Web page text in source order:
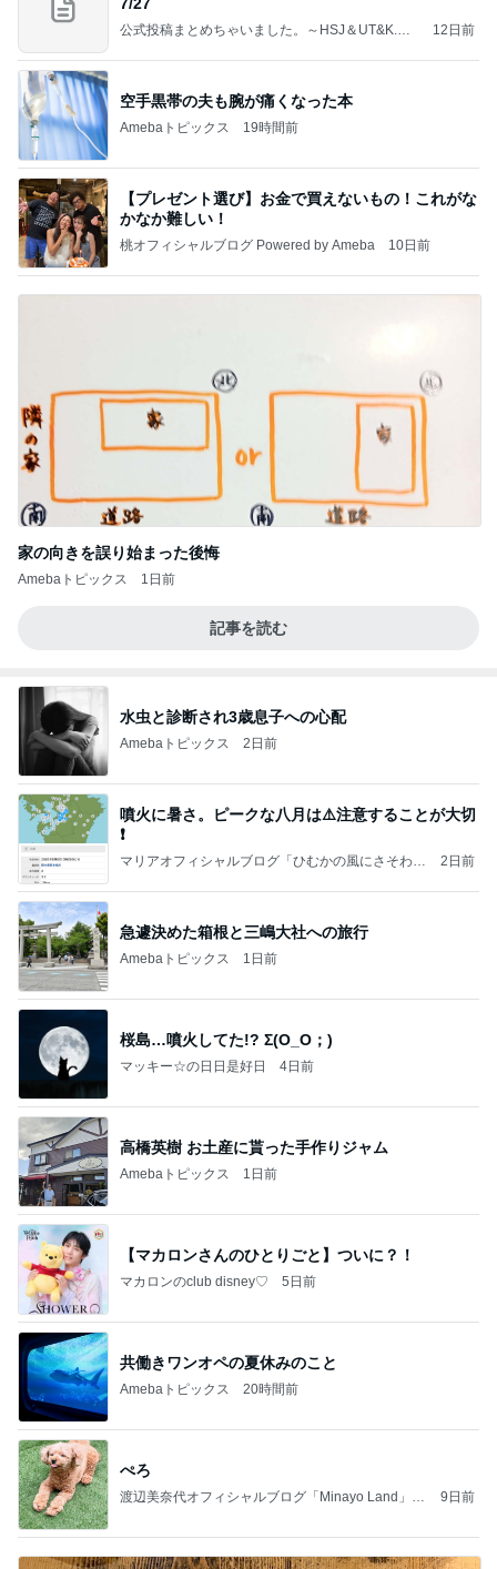
公式投稿まとめちゃいました。～HSJ＆UT&K.O.
12日前
空手黒帯の夫も腕が痛くなった本
Amebaトピックス 19時間前
【プレゼント選び】お金で買えないもの！これがな
かなか難しい！
桃オフィシャルブログ Powered by Ameba 10日前
家の向きを誤り始まった後悔
Amebaトピックス 1日前
記事を読む
水虫と診断され3歳息子への心配
Amebaトピックス 2日前
噴火に暑さ。ピークな八月は⚠️注意することが大切
❗️
マリアオフィシャルブログ「ひむかの風にさそわれ
2日前
急遽決めた箱根と三嶋大社への旅行
Amebaトピックス 1日前
桜島…噴火してた!? Σ(O_O；)
マッキー☆の日日是好日 4日前
高橋英樹 お土産に貰った手作りジャム
Amebaトピックス 1日前
【マカロンさんのひとりごと】ついに？！
マカロンのclub disney♡ 5日前
共働きワンオペの夏休みのこと
Amebaトピックス 20時間前
ぺろ
渡辺美奈代オフィシャルブログ「Minayo Land」P
9日前